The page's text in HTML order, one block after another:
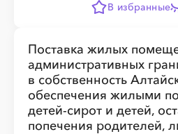
В избранные
Поставка жилых
административных
в собственность
обеспечения жилыми
детей-сирот и детей,
попечения родителей,